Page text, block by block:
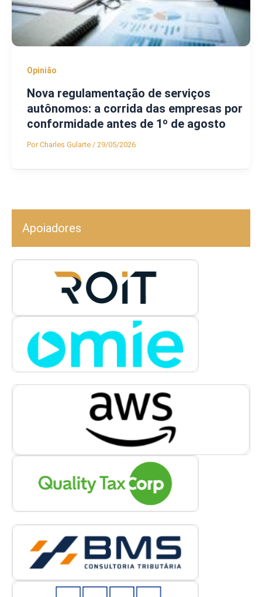
Opinião
Nova regulamentação de serviços
autônomos: a corrida das empresas por
conformidade antes de 1º de agosto
PorCharles Gularte / 29/05/2026
Apoiadores